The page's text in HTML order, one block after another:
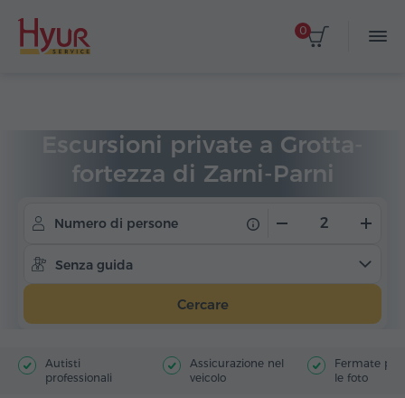
0
Escursioni private a Grotta-
fortezza di Zarni-Parni
Numero di persone
Senza guida
Cercare
Autisti
professionali
Assicurazione nel
veicolo
Fermate
le foto